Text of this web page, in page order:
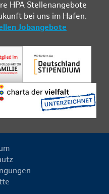
HPA Stel­len­an­ge­bo­te
bei uns im Ha­fen.
Jobangebote